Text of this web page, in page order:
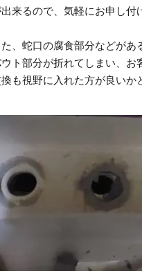
来るので、気軽にお申し付
た、蛇口の腐食部分などが
ト部分が折れてしまい、お
も視野に入れた方が良いか